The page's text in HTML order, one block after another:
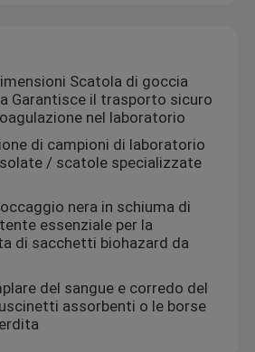
del refrigerante
di trasporto dell'esemplare
del laccio emostatico
refrigerante
Scatola di goccia
Garantisce il trasporto sicuro
nel laboratorio
di campioni di laboratorio
/ scatole specializzate
nera in schiuma di
essenziale per la
di sacchetti biohazard da
del sangue e corredo del
assorbenti o le borse